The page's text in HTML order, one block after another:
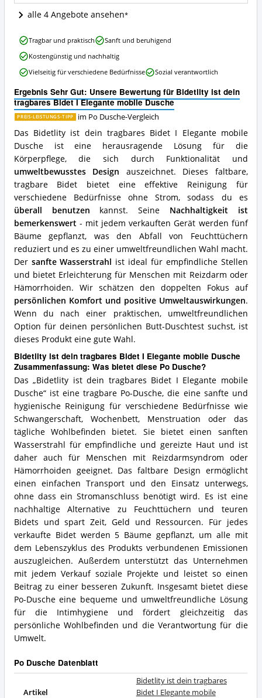
Dusche
Angebote:
ist
diese
Po
Dusche
erhältlich?
alle 4 Angebote ansehen
Ergebnis Sehr Gut: Unsere Bewertung für Bidetlity ist dein
tragbares Bidet I Elegante mobile Dusche
PREIS-LEISTUNGS-TIPP im Po Dusche-Vergleich
Das Bidetlity ist dein tragbares Bidet I Elegante mobile
Dusche ist eine herausragende Lösung für die
Körperpflege, die sich durch Funktionalität und
umweltbewusstes Design auszeichnet. Dieses faltbare,
tragbare Bidet bietet eine effektive Reinigung für
verschiedene Bedürfnisse ohne Strom, sodass du es
überall benutzen kannst. Seine Nachhaltigkeit ist
bemerkenswert- mit jedem verkauften Gerät werden fünf
Bäume gepflanzt, was den Abfall von Feuchttüchern
reduziert und es zu einer umweltfreundlichen Wahl macht.
Der sanfte Wasserstrahl ist ideal für empfindliche Stellen
und bietet Erleichterung für Menschen mit Reizdarm oder
Hämorrhoiden. Wir schätzen den doppelten Fokus auf
persönlichen Komfort und positive Umweltauswirkungen.
Wenn du nach einer praktischen, umweltfreundlichen
Option für deinen persönlichen Butt-Duschtest suchst, ist
dieses Produkt eine gute Wahl.
Bidetlity ist dein tragbares Bidet I Elegante mobile Dusche
Zusammenfassung: Was bietet diese Po Dusche?
Das „Bidetlity ist dein tragbares Bidet I Elegante mobile
Dusche“ ist eine tragbare Po-Dusche, die eine sanfte und
hygienische Reinigung für verschiedene Bedürfnisse wie
Schwangerschaft, Wochenbett, Menstruation oder das
tägliche Wohlbefinden bietet. Sie bietet einen sanften
Wasserstrahl für empfindliche und gereizte Haut und ist
daher auch für Menschen mit Reizdarmsyndrom oder
Hämorrhoiden geeignet. Das faltbare Design ermöglicht
einen einfachen Transport und den Einsatz unterwegs,
ohne dass ein Stromanschluss benötigt wird. Es ist eine
nachhaltige Alternative zu Feuchttüchern und teuren
Bidets und spart Zeit, Geld und Ressourcen. Für jedes
verkaufte Bidet werden 5 Bäume gepflanzt, um alle mit
dem Lebenszyklus des Produkts verbundenen Emissionen
auszugleichen. Außerdem unterstützt das Unternehmen
mit jedem Verkauf soziale Projekte und leistet so einen
Beitrag zu einer besseren Zukunft. Insgesamt bietet diese
Po-Dusche eine bequeme und umweltfreundliche Lösung
für die Intimhygiene und fördert gleichzeitig das
persönliche Wohlbefinden und die Verantwortung für die
Umwelt.
Po Dusche Datenblatt
Artikel
Bidetlity ist dein tragbares
Bidet I Elegante mobile
Bidetlity
dein
tragbares
Bidet
I
Elegante
mobile
Dusche
Vorteile:
Was
spricht
für
diese
Po
Dusche?
Tragbar und praktisch
Sanft und beruhigend
Kostengünstig und nachhaltig
Vielseitig für verschiedene Bedürfnisse
Sozial verantwortlich